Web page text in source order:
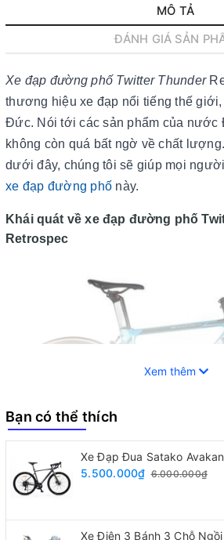
MÔ TẢ
ĐÁNH GIÁ SẢN
Xe đạp đường phố Twitter Thunder
thương hiệu xe đạp nổi tiếng thế
Đức. Nói tới các sản phẩm của
không còn quá bất ngờ về chất
dưới đây, chúng tôi sẽ giúp mọi
xe đạp đường phố này.
Khái quát về xe đạp đường phố
Retrospec
Xem thêm
Bạn có thể thích
Xe Đạp Đua Satako Avakan
5.500.000₫ 6.000.000₫
Xe Điện 3 Bánh 3 Chỗ Ngồi